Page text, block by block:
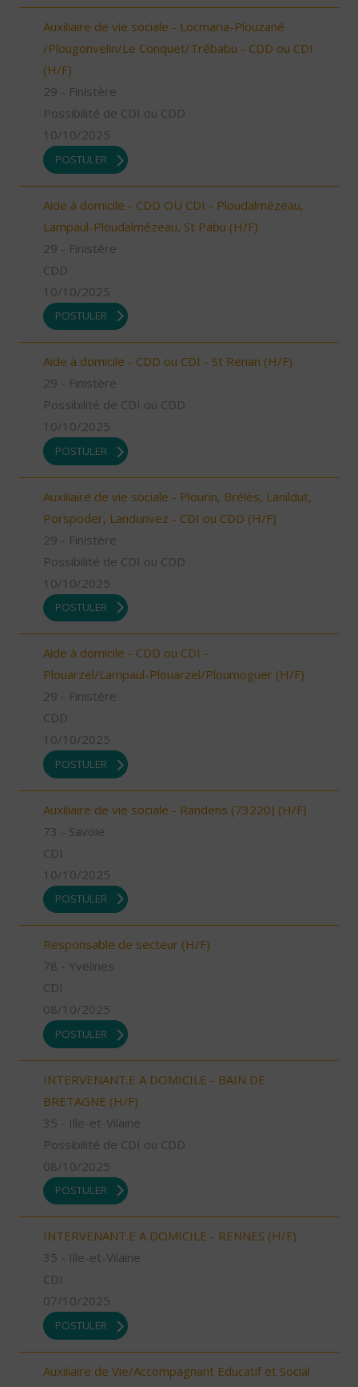
Auxiliaire de vie sociale - Locmaria-Plouzané
/Plougonvelin/Le Conquet/Trébabu - CDD ou CDI
(H/F)
29 - Finistère
Possibilité de CDI ou CDD
10/10/2025
POSTULER
Aide à domicile - CDD OU CDI - Ploudalmézeau,
Lampaul-Ploudalmézeau, St Pabu (H/F)
29 - Finistère
CDD
10/10/2025
POSTULER
Aide à domicile - CDD ou CDI - St Renan (H/F)
29 - Finistère
Possibilité de CDI ou CDD
10/10/2025
POSTULER
Auxiliaire de vie sociale - Plourin, Brélès, Lanildut,
Porspoder, Landunvez - CDI ou CDD (H/F)
29 - Finistère
Possibilité de CDI ou CDD
10/10/2025
POSTULER
Aide à domicile - CDD ou CDI -
Plouarzel/Lampaul-Plouarzel/Ploumoguer (H/F)
29 - Finistère
CDD
10/10/2025
POSTULER
Auxiliaire de vie sociale - Randens (73220) (H/F)
73 - Savoie
CDI
10/10/2025
POSTULER
Responsable de secteur (H/F)
78 - Yvelines
CDI
08/10/2025
POSTULER
INTERVENANT.E A DOMICILE - BAIN DE
BRETAGNE (H/F)
35 - Ille-et-Vilaine
Possibilité de CDI ou CDD
08/10/2025
POSTULER
INTERVENANT.E A DOMICILE - RENNES (H/F)
35 - Ille-et-Vilaine
CDI
07/10/2025
POSTULER
Auxiliaire de Vie/Accompagnant Educatif et Social